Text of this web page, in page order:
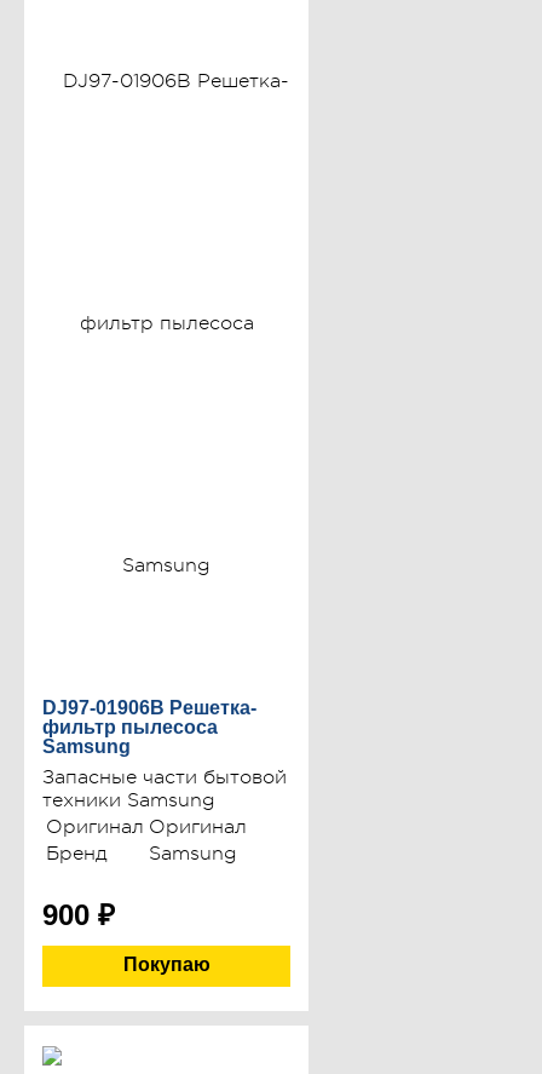
DJ97-01906B Решетка-
фильтр пылесоса
Samsung
Запасные части бытовой
техники Samsung
Оригинал Оригинал
Бренд
Samsung
900 ₽